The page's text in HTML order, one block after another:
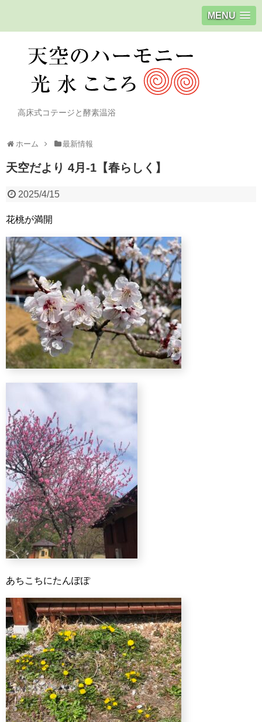
MENU
高床式コテージと酵素温浴
ホーム 最新情報
天空だより 4月-1【春らしく】
2025/4/15
花桃が満開
あちこちにたんぽぽ